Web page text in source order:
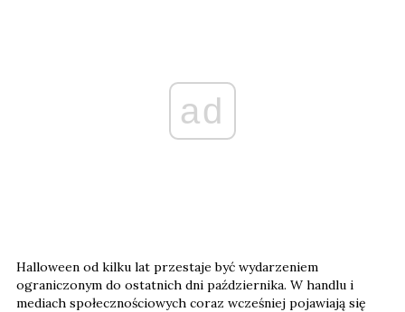
ad
Halloween od kilku lat przestaje być wydarzeniem
ograniczonym do ostatnich dni października. W handlu i
mediach społecznościowych coraz wcześniej pojawiają się